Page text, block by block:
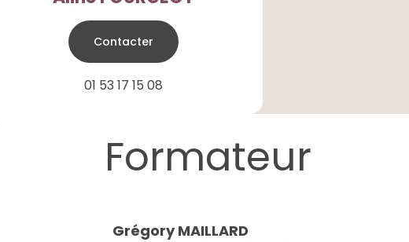
Contacter
01 53 17 15 08
Formateur
Grégory MAILLARD